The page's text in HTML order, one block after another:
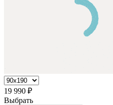
19 990 ₽
Выбрать